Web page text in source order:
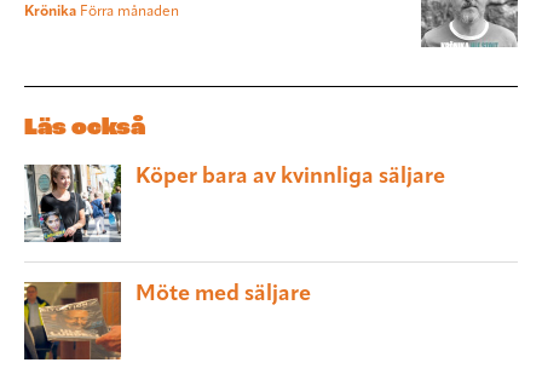
Krönika Förra månaden
Läs också
Köper bara av kvinnliga säljare
Möte med säljare